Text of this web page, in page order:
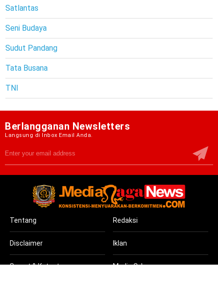
Satlantas
Seni Budaya
Sudut Pandang
Tata Busana
TNI
Berlangganan Newsletters
Langsung di Inbox Email Anda.
Tentang Redaksi
Disclaimer Iklan
Syarat & Ketentuan Media Cyber